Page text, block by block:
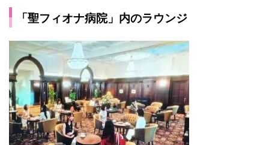
「聖フィオナ病院」内のラウンジ